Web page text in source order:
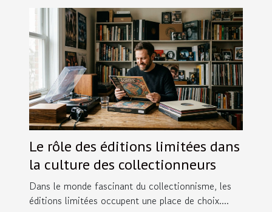
Le rôle des éditions limitées dans
la culture des collectionneurs
Dans le monde fascinant du collectionnisme, les
éditions limitées occupent une place de choix....